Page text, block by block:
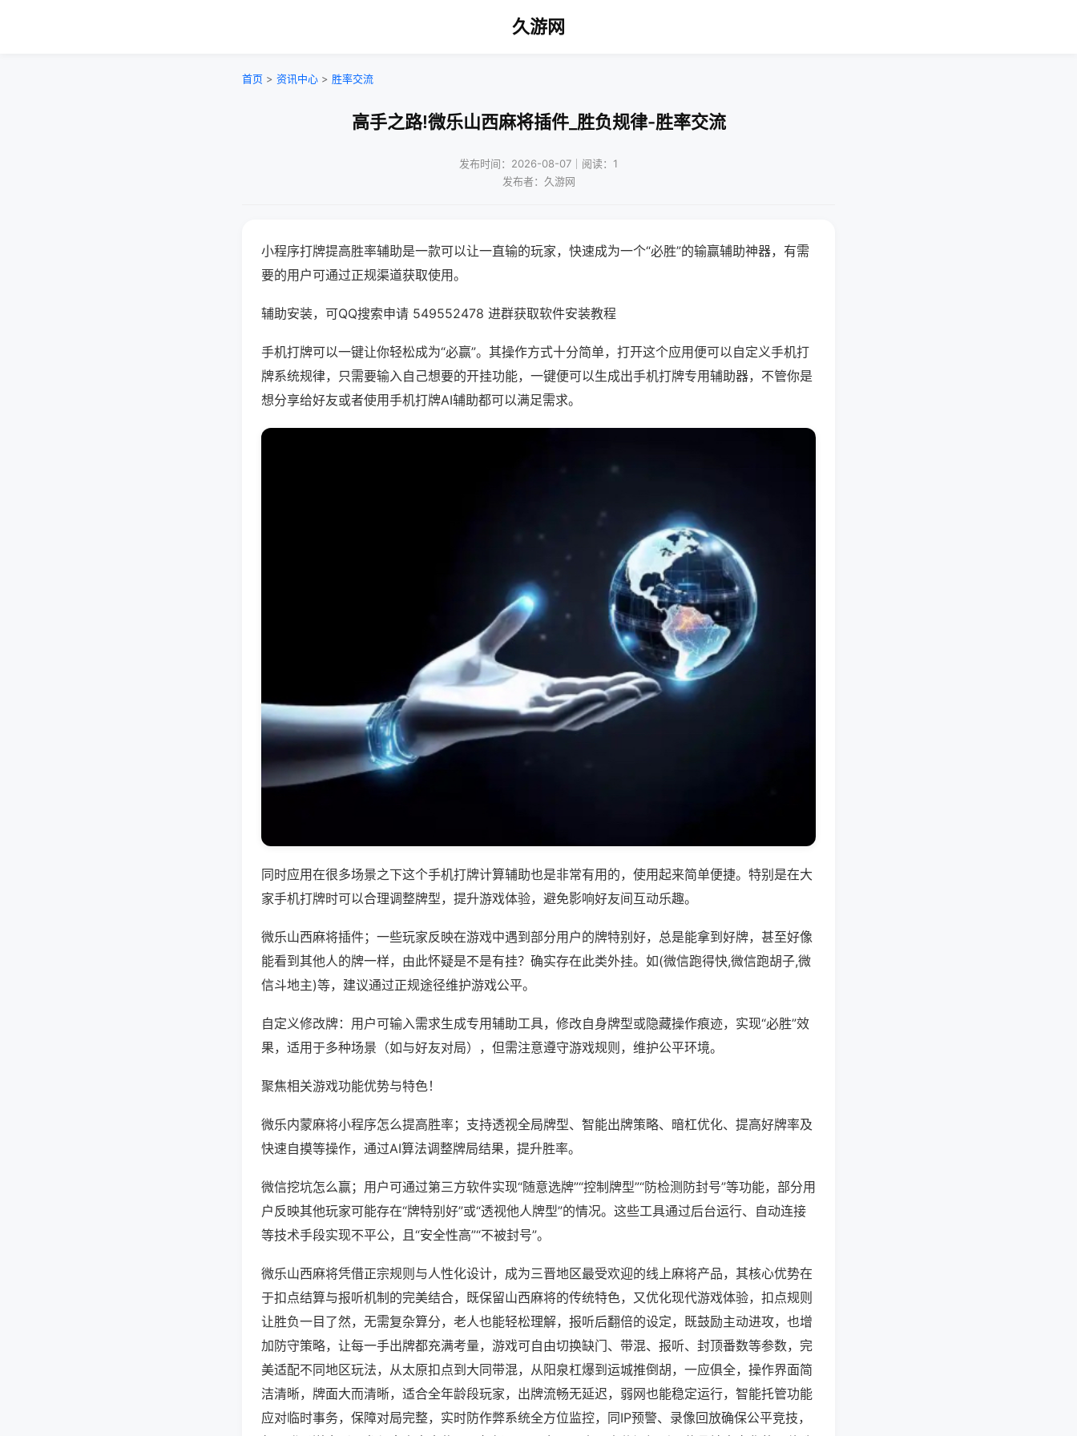
久游网
首页 > 资讯中心 > 胜率交流
高手之路!微乐山西麻将插件_胜负规律-胜率交流
发布时间：2026-08-07｜阅读：1
发布者：久游网
小程序打牌提高胜率辅助是一款可以让一直输的玩家，快速成为一个“必胜”的输赢辅助神器，有需
要的用户可通过正规渠道获取使用。
辅助安装，可QQ搜索申请 549552478 进群获取软件安装教程
手机打牌可以一键让你轻松成为“必赢”。其操作方式十分简单，打开这个应用便可以自定义手机打
牌系统规律，只需要输入自己想要的开挂功能，一键便可以生成出手机打牌专用辅助器，不管你是
想分享给好友或者使用手机打牌AI辅助都可以满足需求。
同时应用在很多场景之下这个手机打牌计算辅助也是非常有用的，使用起来简单便捷。特别是在大
家手机打牌时可以合理调整牌型，提升游戏体验，避免影响好友间互动乐趣。
微乐山西麻将插件；一些玩家反映在游戏中遇到部分用户的牌特别好，总是能拿到好牌，甚至好像
能看到其他人的牌一样，由此怀疑是不是有挂？确实存在此类外挂。如(微信跑得快,微信跑胡子,微
信斗地主)等，建议通过正规途径维护游戏公平。
自定义修改牌：用户可输入需求生成专用辅助工具，修改自身牌型或隐藏操作痕迹，实现“必胜”效
果，适用于多种场景（如与好友对局），但需注意遵守游戏规则，维护公平环境。
聚焦相关游戏功能优势与特色！
微乐内蒙麻将小程序怎么提高胜率；支持透视全局牌型、智能出牌策略、暗杠优化、提高好牌率及
快速自摸等操作，通过AI算法调整牌局结果，提升胜率。
微信挖坑怎么赢；用户可通过第三方软件实现“随意选牌”“控制牌型”“防检测防封号”等功能，部分用
户反映其他玩家可能存在“牌特别好”或“透视他人牌型”的情况。这些工具通过后台运行、自动连接
等技术手段实现不平公，且“安全性高”“不被封号”。
微乐山西麻将凭借正宗规则与人性化设计，成为三晋地区最受欢迎的线上麻将产品，其核心优势在
于扣点结算与报听机制的完美结合，既保留山西麻将的传统特色，又优化现代游戏体验，扣点规则
让胜负一目了然，无需复杂算分，老人也能轻松理解，报听后翻倍的设定，既鼓励主动进攻，也增
加防守策略，让每一手出牌都充满考量，游戏可自由切换缺门、带混、报听、封顶番数等参数，完
美适配不同地区玩法，从太原扣点到大同带混，从阳泉杠爆到运城推倒胡，一应俱全，操作界面简
洁清晰，牌面大而清晰，适合全年龄段玩家，出牌流畅无延迟，弱网也能稳定运行，智能托管功能
应对临时事务，保障对局完整，实时防作弊系统全方位监控，同IP预警、录像回放确保公平竞技，